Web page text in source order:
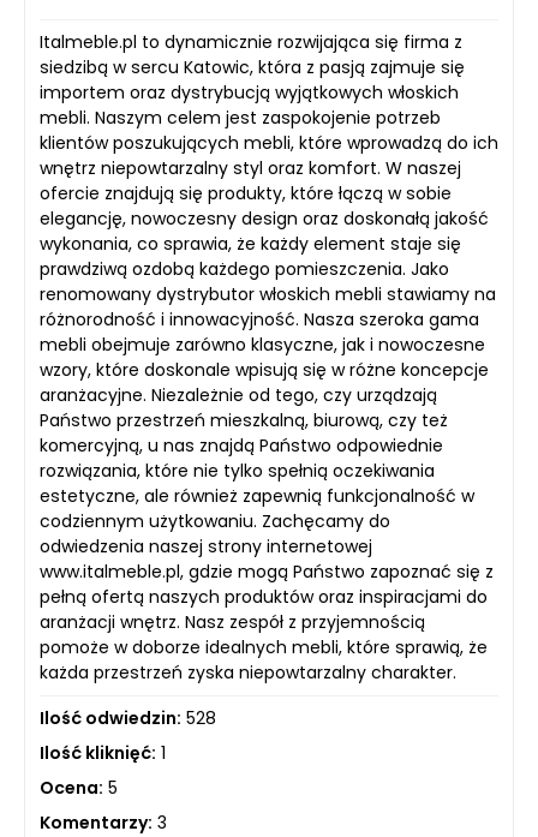
Italmeble.pl to dynamicznie rozwijająca się firma z
siedzibą w sercu Katowic, która z pasją zajmuje się
importem oraz dystrybucją wyjątkowych włoskich
mebli. Naszym celem jest zaspokojenie potrzeb
klientów poszukujących mebli, które wprowadzą do ich
wnętrz niepowtarzalny styl oraz komfort. W naszej
ofercie znajdują się produkty, które łączą w sobie
elegancję, nowoczesny design oraz doskonałą jakość
wykonania, co sprawia, że każdy element staje się
prawdziwą ozdobą każdego pomieszczenia. Jako
renomowany dystrybutor włoskich mebli stawiamy na
różnorodność i innowacyjność. Nasza szeroka gama
mebli obejmuje zarówno klasyczne, jak i nowoczesne
wzory, które doskonale wpisują się w różne koncepcje
aranżacyjne. Niezależnie od tego, czy urządzają
Państwo przestrzeń mieszkalną, biurową, czy też
komercyjną, u nas znajdą Państwo odpowiednie
rozwiązania, które nie tylko spełnią oczekiwania
estetyczne, ale również zapewnią funkcjonalność w
codziennym użytkowaniu. Zachęcamy do
odwiedzenia naszej strony internetowej
www.italmeble.pl, gdzie mogą Państwo zapoznać się z
pełną ofertą naszych produktów oraz inspiracjami do
aranżacji wnętrz. Nasz zespół z przyjemnością
pomoże w doborze idealnych mebli, które sprawią, że
każda przestrzeń zyska niepowtarzalny charakter.
Ilość odwiedzin: 528
Ilość kliknięć: 1
Ocena: 5
Komentarzy: 3